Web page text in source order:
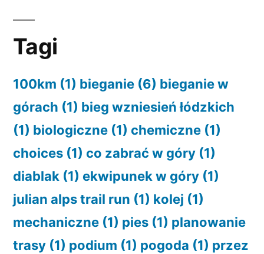
Tagi
100km (1) bieganie (6) bieganie w
górach (1) bieg wzniesień łódzkich
(1) biologiczne (1) chemiczne (1)
choices (1) co zabrać w góry (1)
diablak (1) ekwipunek w góry (1)
julian alps trail run (1) kolej (1)
mechaniczne (1) pies (1) planowanie
trasy (1) podium (1) pogoda (1) przez